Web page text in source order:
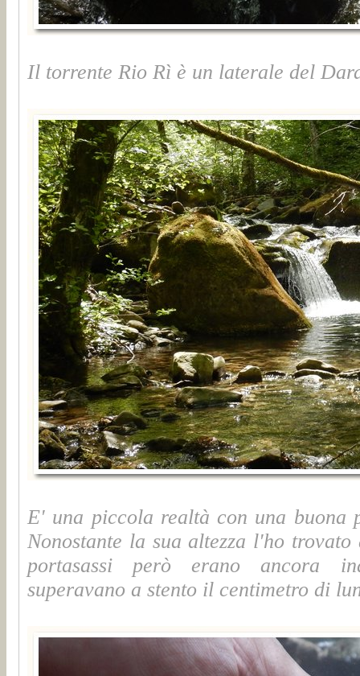
Il torrente Rio Rì è un laterale del
E' una piccola realtà con una buona
Nonostante la sua altezza l'ho
portasassi però erano ancora
superavano a stento il centimetro di